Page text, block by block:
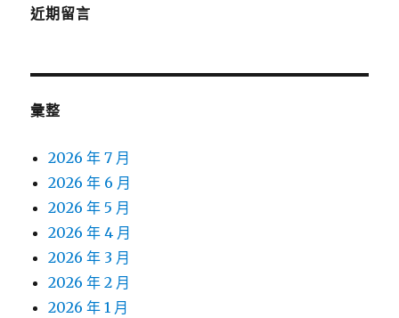
近期留言
彙整
2026 年 7 月
2026 年 6 月
2026 年 5 月
2026 年 4 月
2026 年 3 月
2026 年 2 月
2026 年 1 月